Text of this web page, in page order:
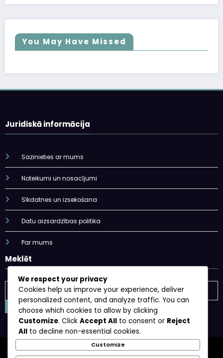
You May Have Missed
Juridiskā informācija
Sazinieties ar mums
Noteikumi un nosacījumi
Sīkdatnes un izsekošana
Datu aizsardzības politika
Par mums
Meklēt
Sazinieties ar mums
Noteikumi un nosacījumi
We respect your privacy
Cookies help us improve your experience, deliver
personalized content, and analyze traffic. You can
choose which cookies to allow by clicking
Customize. Click Accept All to consent or Reject
All to decline non-essential cookies.
Customize